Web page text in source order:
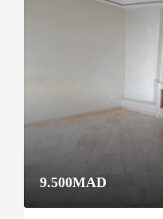
9.500MAD